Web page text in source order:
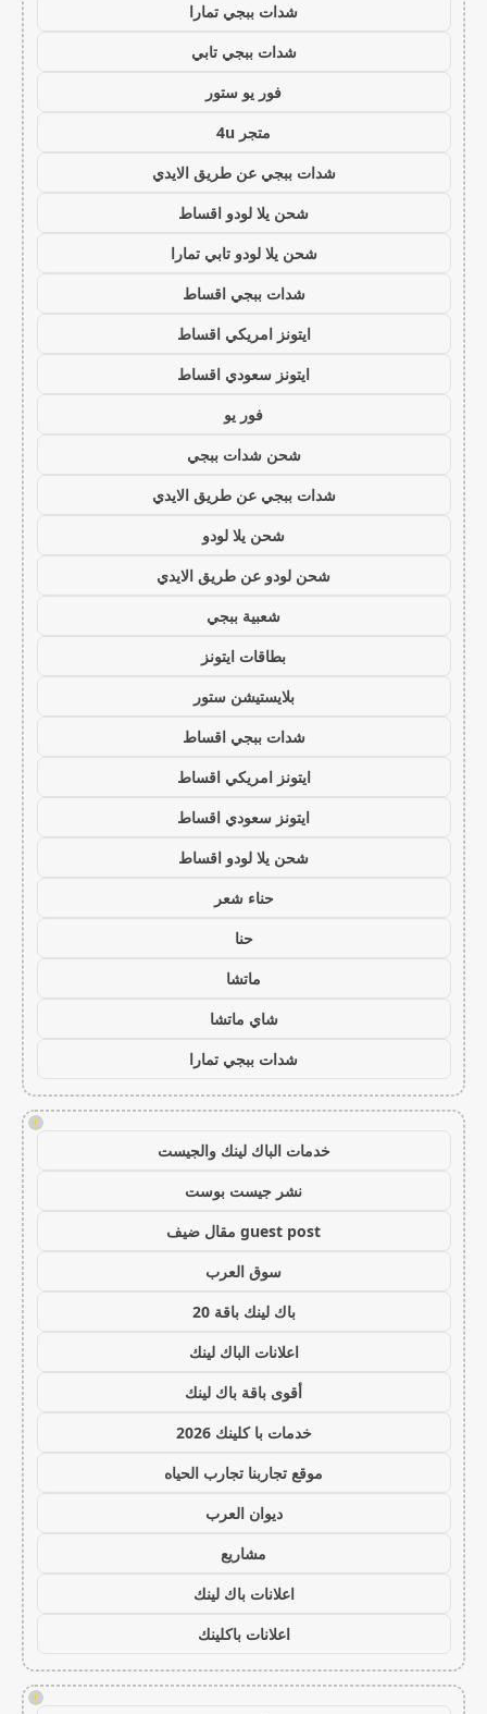
شدات ببجي تمارا
شدات ببجي تابي
فور يو ستور
متجر 4u
شدات ببجي عن طريق الايدي
شحن يلا لودو اقساط
شحن يلا لودو تابي تمارا
شدات ببجي اقساط
ايتونز امريكي اقساط
ايتونز سعودي اقساط
فور يو
شحن شدات ببجي
شدات ببجي عن طريق الايدي
شحن يلا لودو
شحن لودو عن طريق الايدي
شعبية ببجي
بطاقات ايتونز
بلايستيشن ستور
شدات ببجي اقساط
ايتونز امريكي اقساط
ايتونز سعودي اقساط
شحن يلا لودو اقساط
حناء شعر
حنا
ماتشا
شاي ماتشا
شدات ببجي تمارا
!
خدمات الباك لينك والجيست
نشر جيست بوست
guest post مقال ضيف
سوق العرب
باك لينك باقة 20
اعلانات الباك لينك
أقوى باقة باك لينك
خدمات با كلينك 2026
موقع تجاربنا تجارب الحياه
ديوان العرب
مشاريع
اعلانات باك لينك
اعلانات باكلينك
!